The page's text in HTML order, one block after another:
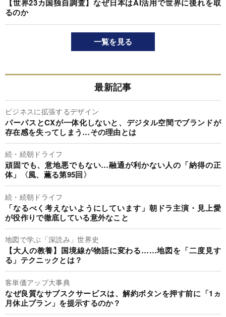
【世界23カ国独自調査】なぜ日本はAI活用で世界に後れを取
るのか
一覧を見る
最新記事
ビジネスに拡張するデザイン
パーパスとCXが一体化しないと、デジタル空間でブランドが
存在感を失ってしまう…その理由とは
続・続朝ドライフ
頑固でも、意地悪でもない…融通が利かない人の「納得の正
体」〈風、薫る第95回〉
続・続朝ドライフ
「なるべく考えないようにしています」朝ドラ主演・見上愛
が役作りで徹底している意外なこと
地図で学ぶ「深読み」世界史
【大人の教養】国境線が物語に変わる……地図を「二度見す
る」テクニックとは？
客単価アップ大事典
なぜ良質なサブスクサービスは、解約ボタンを押す前に「1ヵ
月休止プラン」を提示するのか？